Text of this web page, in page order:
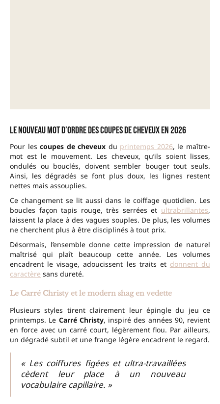
Le nouveau mot d’ordre des coupes de cheveux en 2026
Pour lescoupes de cheveux du printemps 2026, le maître-
mot est le mouvement. Les cheveux, qu’ils soient lisses,
ondulés ou bouclés, doivent sembler bouger tout seuls.
Ainsi, les dégradés se font plus doux, les lignes restent
nettes mais assouplies.
Ce changement se lit aussi dans le coiffage quotidien. Les
boucles façon tapis rouge, très serrées et ultrabrillantes,
laissent la place à des vagues souples. De plus, les volumes
ne cherchent plus à être disciplinés à tout prix.
Désormais, l’ensemble donne cette impression de naturel
maîtrisé qui plaît beaucoup cette année. Les volumes
encadrent le visage, adoucissent les traits et donnent du
caractère sans dureté.
Le Carré Christy et le modern shag en vedette
Plusieurs styles tirent clairement leur épingle du jeu ce
printemps. Le Carré Christy, inspiré des années 90, revient
en force avec un carré court, légèrement flou. Par ailleurs,
un dégradé subtil et une frange légère encadrent le regard.
« Les coiffures figées et ultra-travaillées
cèdent leur place à un nouveau
vocabulaire capillaire. »